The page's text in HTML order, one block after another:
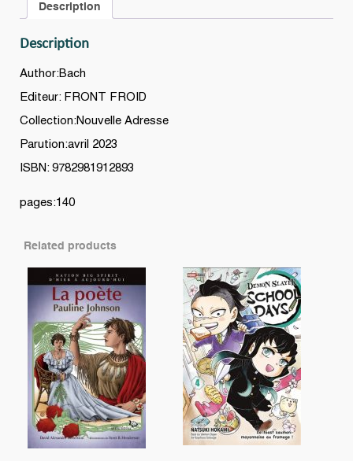
Description
Description
Author:Bach
Editeur: FRONT FROID
Collection:Nouvelle Adresse
Parution:avril 2023
ISBN: 9782981912893
pages:140
Related products